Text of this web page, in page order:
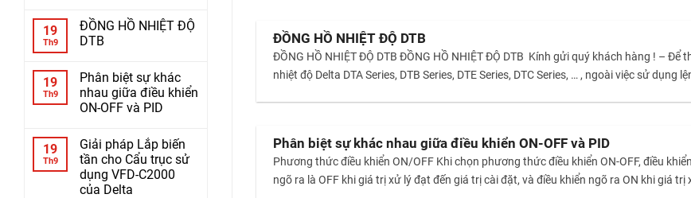
19
Th9
ĐỒNG HỒ NHIỆT ĐỘ
DTB
19
Th9
Phân biệt sự khác
nhau giữa điều khiển
ON-OFF và PID
19
Th9
Giải pháp Lắp biến
tần cho Cẩu trục sử
dụng VFD-C2000
của Delta
ĐỒNG HỒ NHIỆT ĐỘ DTB
ĐỒNG HỒ NHIỆT ĐỘ DTB ĐỒNG HỒ NHIỆT ĐỘ DTB Kính gửi quý khách hàng ! –
nhiệt độ Delta DTA Series, DTB Series, DTE Series, DTC Series, … , ngoài việc sử
Phân biệt sự khác nhau giữa điều khiển ON-OFF và PID
Phương thức điều khiển ON/OFF Khi chọn phương thức điều khiển ON-OFF, điều
ngõ ra là OFF khi giá trị xử lý đạt đến giá trị cài đặt, và điều khiển ngõ ra ON khi giá trị